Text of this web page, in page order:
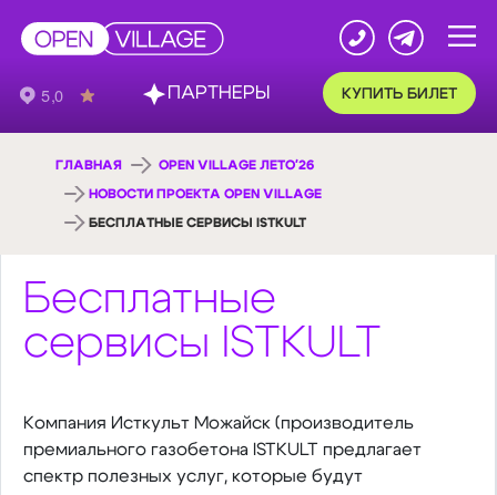
КУПИТЬ БИЛЕТ
ГЛАВНАЯ OPEN VILLAGE ЛЕТО'26
НОВОСТИ ПРОЕКТА OPEN VILLAGE
БЕСПЛАТНЫЕ СЕРВИСЫ ISTKULT
Бесплатные
сервисы ISTKULT
Компания Исткульт Можайск (производитель
премиального газобетона ISTKULT предлагает
спектр полезных услуг, которые будут